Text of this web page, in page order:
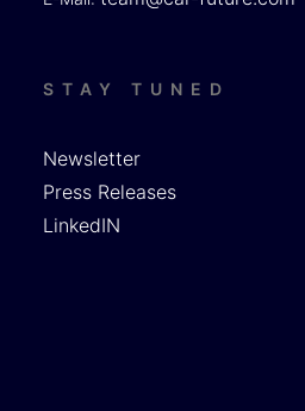
STAY TUNED
Newsletter
Press Releases
LinkedIN